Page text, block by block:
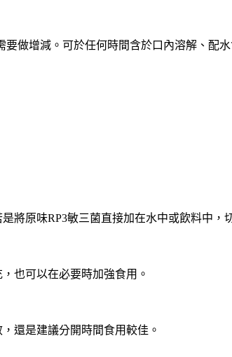
做增減。可於任何時間含於口內溶解、配
將原味RP3敏三菌直接加在水中或飲料中
也可以在必要時加強食用。
還是建議分開時間食用較佳。